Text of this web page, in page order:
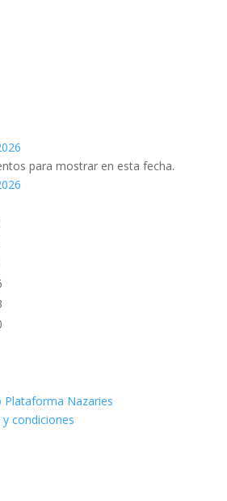
para mostrar en esta fecha.
Plataforma Nazaries
condiciones